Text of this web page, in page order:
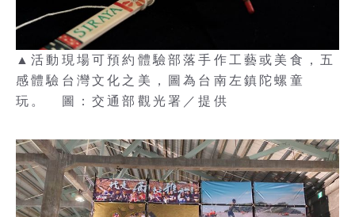
▲活動現場可預約體驗部落手作工藝或美食，五
感體驗台灣文化之美，圖為台南左鎮陀螺童
玩。 圖：交通部觀光署／提供